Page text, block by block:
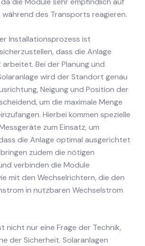
während des Transports reagieren.
Installationsprozess ist
dass die Anlage
Bei der Planung und
wird der Standort genau
Neigung und Position der
um die maximale Menge
Hierbei kommen spezielle
zum Einsatz, um
die Anlage optimal ausgerichtet
zudem die nötigen
verbinden die Module
mit den Wechselrichtern, die den
in nutzbaren Wechselstrom
nicht nur eine Frage der Technik,
der Sicherheit. Solaranlagen